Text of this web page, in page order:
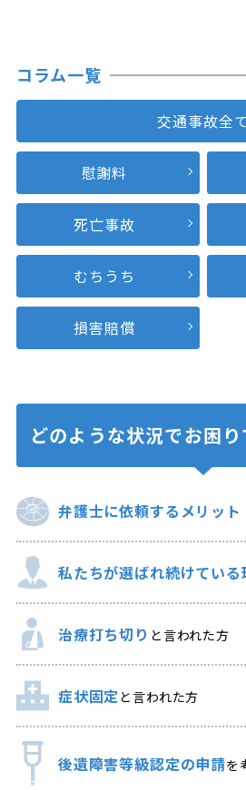
コラム一覧
交通事故全て
慰謝料
死亡事故
むちうち
損害賠償
どのような状況でお困
弁護士に依頼するメリット
私たちが選ばれ続けている
治療打ち切り と言われた方
症状固定と言われた方
後遺障害等級認定の申請を